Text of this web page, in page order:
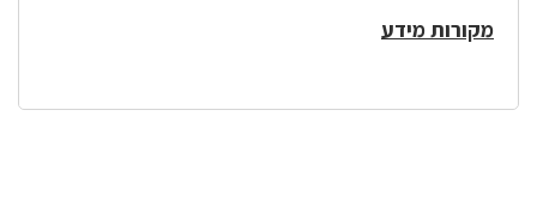
מקורות מידע